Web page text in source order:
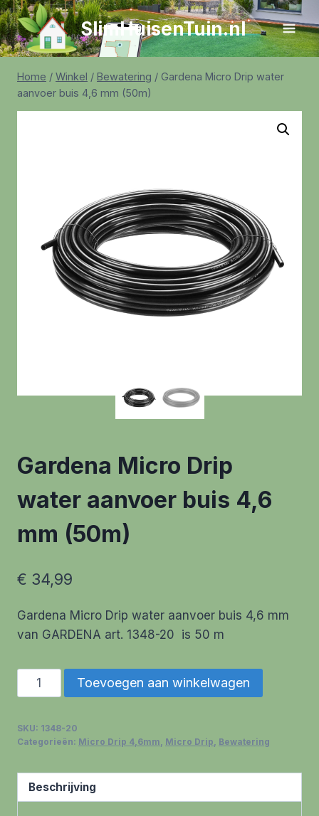
Doorgaan
naar
inhoud
SlimHuisenTuin.nl
Home / Winkel / Bewatering / Gardena Micro Drip water
aanvoer buis 4,6 mm (50m)
Gardena Micro Drip
water aanvoer buis 4,6
mm (50m)
€ 34,99
Gardena Micro Drip water aanvoer buis 4,6 mm
van GARDENA art. 1348-20 is 50 m
Gardena
Micro
water
buis
4,6
Toevoegen aan winkelwagen
SKU: 1348-20
Categorieën: Micro Drip 4,6mm Micro Drip Bewatering
Beschrijving